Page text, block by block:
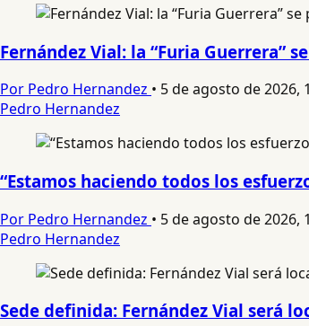
Fernández Vial: la “Furia Guerrera”
Por Pedro Hernandez • 5 de agosto de 2026,
Pedro Hernandez
“Estamos haciendo todos los
Por Pedro Hernandez • 5 de agosto de 2026,
Pedro Hernandez
Sede definida: Fernández Vial será